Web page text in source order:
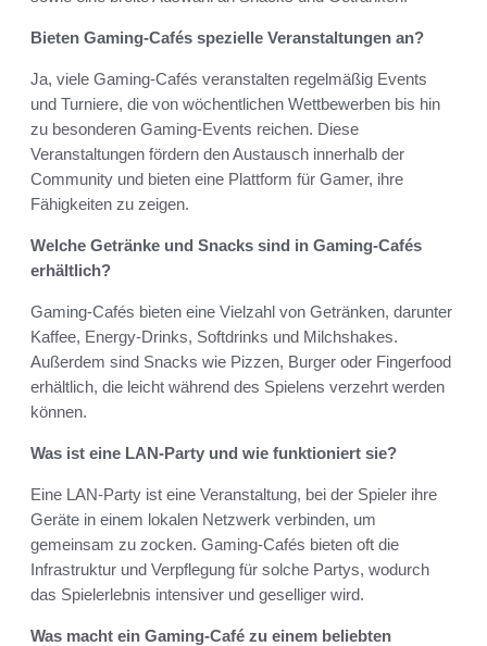
Bieten Gaming-Cafés spezielle Veranstaltungen an?
Ja, viele Gaming-Cafés veranstalten regelmäßig Events
und Turniere, die von wöchentlichen Wettbewerben bis hin
zu besonderen Gaming-Events reichen. Diese
Veranstaltungen fördern den Austausch innerhalb der
Community und bieten eine Plattform für Gamer, ihre
Fähigkeiten zu zeigen.
Welche Getränke und Snacks sind in Gaming-Cafés
erhältlich?
Gaming-Cafés bieten eine Vielzahl von Getränken, darunter
Kaffee, Energy-Drinks, Softdrinks und Milchshakes.
Außerdem sind Snacks wie Pizzen, Burger oder Fingerfood
erhältlich, die leicht während des Spielens verzehrt werden
können.
Was ist eine LAN-Party und wie funktioniert sie?
Eine LAN-Party ist eine Veranstaltung, bei der Spieler ihre
Geräte in einem lokalen Netzwerk verbinden, um
gemeinsam zu zocken. Gaming-Cafés bieten oft die
Infrastruktur und Verpflegung für solche Partys, wodurch
das Spielerlebnis intensiver und geselliger wird.
Was macht ein Gaming-Café zu einem beliebten